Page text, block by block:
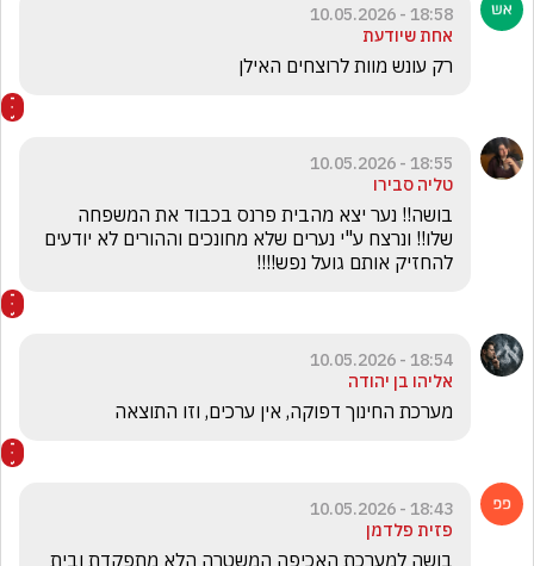
18:58 - 10.05.2026
אחת שיודעת
רק עונש מוות לרוצחים האילן
18:55 - 10.05.2026
טליה סבירו
להחזיק אותם גועל נפש!!!!
18:54 - 10.05.2026
אליהו בן יהודה
מערכת החינוך דפוקה, אין ערכים, וזו התוצאה
18:43 - 10.05.2026
פזית פלדמן